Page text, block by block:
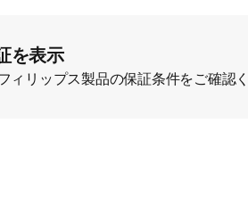
を表示
ィリップス製品の保証条件をご確認